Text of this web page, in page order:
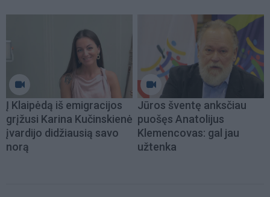
Į Klaipėdą iš emigracijos
grįžusi Karina Kučinskienė
įvardijo didžiausią savo
norą
Jūros šventę anksčiau
puošęs Anatolijus
Klemencovas: gal jau
užtenka